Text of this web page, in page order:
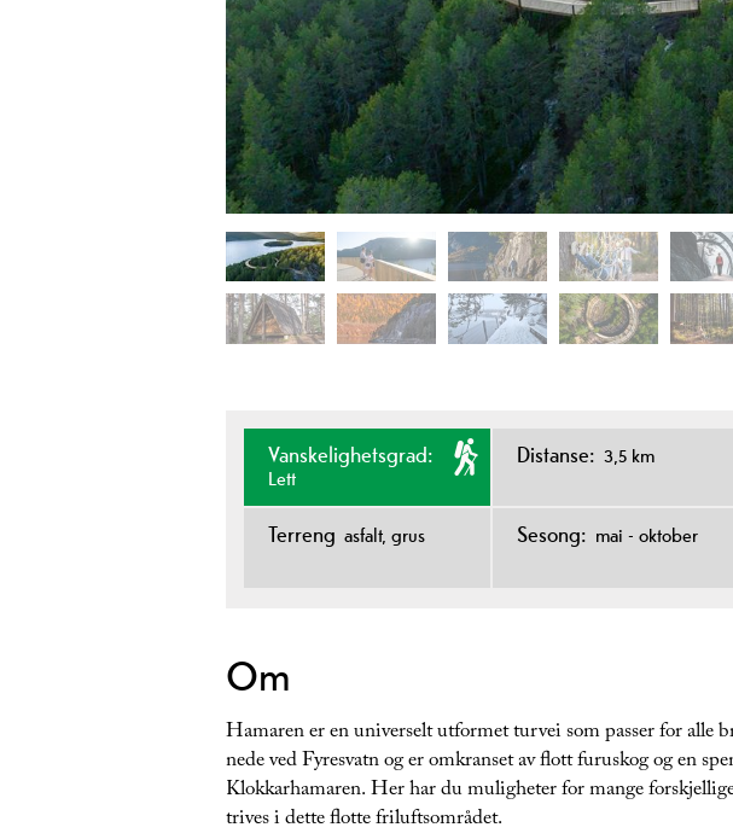
Vanskelighetsgrad:
Lett
Distanse: 3,5 km
Terreng asfalt grus Sesong: mai - oktober
Om
Hamaren er en universelt utformet turvei som passer for alle
nede ved Fyresvatn og er omkranset av flott furuskog og en
Klokkarhamaren. Her har du muligheter for mange
trives i dette flotte friluftsområdet.